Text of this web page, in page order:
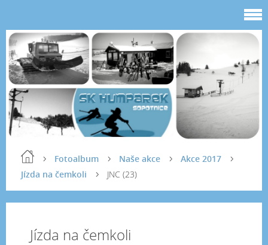
Fotoalbum Naše akce
Akce 2017
Jízda na čemkoli
JNC (23)
Jízda na čemkoli